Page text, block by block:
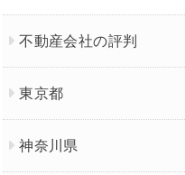
不動産会社の評判
東京都
神奈川県